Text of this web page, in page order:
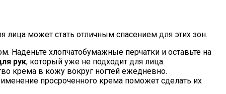
лица может стать отличным спасением для этих зон.
Наденьте хлопчатобумажные перчатки и оставьте на
рук, который уже не подходит для лица.
крема в кожу вокруг ногтей ежедневно.
просроченного крема поможет сделать их